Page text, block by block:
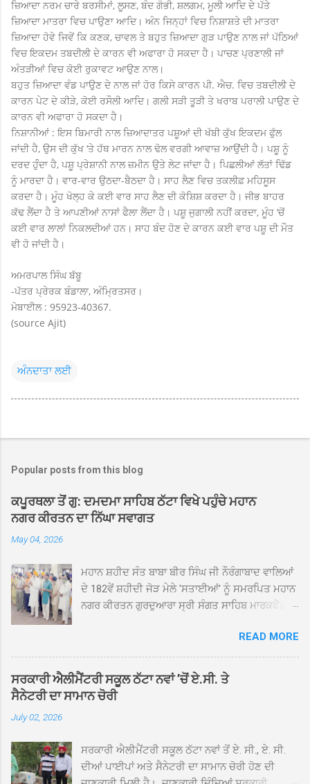
ਜ਼ਿਆਦਾ ਨਰਮ ਚਾਰੇ ਬਰਸੀਮਾਂ, ਲੂਸਣ, ਬੰਦ ਗੋਭੀ, ਸ਼ਲਗਮ, ਮੂਲੀ ਆਦਿ ਦੇ ਪੱਤੇ
ਜ਼ਿਆਦਾ ਮਾਤਰਾ ਵਿਚ ਪਾਉਣਾ ਆਦਿ। ਅੰਨ ਜਿਨ੍ਹਾਂ ਵਿਚ ਨਿਸ਼ਾਸ਼ਤੇ ਦੀ ਮਾਤਰਾ
ਜ਼ਿਆਦਾ ਹੋਵੇ ਜਿਵੇਂ ਕਿ ਕਣਕ, ਚਾਵਲ ਤੇ ਬਹੁਤ ਜ਼ਿਆਦਾ ਗੁੜ ਪਾਉਣ ਨਾਲ ਜਾਂ ਪੱਠਿਆਂ
ਵਿਚ ਇਕਦਮ ਤਬਦੀਲੀ ਦੇ ਕਾਰਨ ਵੀ ਅਫਾਰਾ ਹੋ ਸਕਦਾ ਹੈ। ਪਾਚਣ ਪ੍ਰਣਾਲੀ ਜਾਂ
ਅੰਤੜੀਆਂ ਵਿਚ ਕੋਈ ਰੁਕਾਵਟ ਆਉਣ ਨਾਲ।
ਬਹੁਤ ਜ਼ਿਆਦਾ ਵੰਡ ਪਾਉਣ ਦੇ ਨਾਲ ਜਾਂ ਹੋਰ ਕਿਸੇ ਕਾਰਨ ਪੀ. ਐਚ. ਵਿਚ ਤਬਦੀਲੀ ਦੇ
ਕਾਰਨ ਪੇਟ ਦੇ ਕੀੜੇ, ਕੋਈ ਰਸੌਲੀ ਆਦਿ। ਗਲੀ ਸੜੀ ਤੂੜੀ ਤੇ ਖਰਾਬ ਪਰਾਲੀ ਪਾਉਣ ਦੇ
ਕਾਰਨ ਵੀ ਅਫਾਰਾ ਹੋ ਸਕਦਾ ਹੈ।
ਨਿਸ਼ਾਨੀਆਂ : ਇਸ ਬਿਮਾਰੀ ਨਾਲ ਜ਼ਿਆਦਾਤਰ ਪਸ਼ੂਆਂ ਦੀ ਖੱਬੀ ਕੁੱਖ ਇਕਦਮ ਫੁੱਲ
ਜਾਂਦੀ ਹੈ, ਉਸ ਦੀ ਕੁੱਖ ‘ਤੇ ਹੱਥ ਮਾਰਨ ਨਾਲ ਢੋਲ ਵਰਗੀ ਆਵਾਜ਼ ਆਉਂਦੀ ਹੈ। ਪਸ਼ੂ ਨੂੰ
ਦਰਦ ਹੁੰੰਦਾ ਹੈ, ਪਸ਼ੂ ਪ੍ਰੇਸ਼ਾਨੀ ਨਾਲ ਜ਼ਮੀਨ ਉਤੇ ਲੇਟ ਜਾਂਦਾ ਹੈ। ਪਿਛਲੀਆਂ ਲੱਤਾਂ ਢਿੱਡ
ਨੂੰ ਮਾਰਦਾ ਹੈ। ਵਾਰ-ਵਾਰ ਉਠਦਾ-ਬੈਠਦਾ ਹੈ। ਸਾਹ ਲੈਣ ਵਿਚ ਤਕਲੀਫ਼ ਮਹਿਸੂਸ
ਕਰਦਾ ਹੈ। ਮੂੰਹ ਖੋਲ੍ਹ ਕੇ ਕਈ ਵਾਰ ਸਾਹ ਲੈਣ ਦੀ ਕੋਸ਼ਿਸ਼ ਕਰਦਾ ਹੈ। ਜੀਭ ਬਾਹਰ
ਕੱਢ ਲੈਂਦਾ ਹੈ ਤੇ ਆਪਣੀਆਂ ਨਾਸਾਂ ਫੈਲਾ ਲੈਂਦਾ ਹੈ। ਪਸ਼ੂ ਜੁਗਾਲੀ ਨਹੀਂ ਕਰਦਾ, ਮੂੰਹ ‘ਚੋਂ
ਕਈ ਵਾਰ ਲਾਲਾਂ ਨਿਕਲਦੀਆਂ ਹਨ। ਸਾਹ ਬੰਦ ਹੋਣ ਦੇ ਕਾਰਨ ਕਈ ਵਾਰ ਪਸ਼ੂ ਦੀ ਮੌਤ
ਵੀ ਹੋ ਜਾਂਦੀ ਹੈ।
ਅਮਰਪਾਲ ਸਿੰਘ ਬੱਬੂ
-ਪੱਤਰ ਪ੍ਰੇਰਕ ਬੰਡਾਲਾ, ਅੰਮ੍ਰਿਤਸਰ।
ਮੋਬਾਈਲ : 95923-40367.
(source Ajit)
ਅੰਨਦਾਤਾ ਲਈ
Popular posts from this blog
ਕਪੂਰਥਲਾ ਤੋਂ ਗੁ: ਦਮਦਮਾ ਸਾਹਿਬ ਠੱਟਾ ਵਿਖੇ ਪਹੁੰਚੇ ਮਹਾਨ
ਨਗਰ ਕੀਰਤਨ ਦਾ ਨਿੱਘਾ ਸਵਾਗਤ
May 04, 2026
ਮਹਾਨ ਸ਼ਹੀਦ ਸੰਤ ਬਾਬਾ ਬੀਰ ਸਿੰਘ ਜੀ ਨੌਰੰਗਾਬਾਦ ਵਾਲਿਆਂ
ਦੇ 182ਵੇਂ ਸ਼ਹੀਦੀ ਜੋੜ ਮੇਲੇ 'ਸਤਾਈਆਂ' ਨੂੰ ਸਮਰਪਿਤ ਮਹਾਨ
ਨਗਰ ਕੀਰਤਨ ਗੁਰਦੁਆਰਾ ਸ੍ਰੀ ਸੰਗਤ ਸਾਹਿਬ ਮਾਰਕਫੈੱਡ
ਸਰਪ੍ਰਸਤੀ ਹੇਠ, ਪੰਜ ਪਿਆਰਿਆਂ ਦੀ ਅਗਵਾਈ ਵਿੱਚ
ਮਹੱਲਾ ਸੰਤਪੁਰਾ ਤੋਂ ਪ੍ਰਾਰੰਭ ਹੋ ਕੇ ਪਿੰਡ ਭਗਤਪੁਰ,
ਭਗਵਾਨਪੁਰ, ਝੁੱਗੀਆਂ ਗੁਲਾਮ, ਮਜਾਦਪੁਰ, ਕੁੱਲੀਆਂ, ਰੱਤਾ ਨੌ
ਅਬਾਦ, ਕੋਲੀਆਂਵਾਲ, ਅੱਡਾ ਸਾਬੂਵਾਲ, ਦਰੀਏਵਾਲ,
ਵਿਖੇ ਪਹੁੰਚਣ ’ਤੇ ਮੁੱਖ ਸੇਵਾਦਾਰ ਸੰਤ ਬਾਬਾ ਹਰਜੀਤ ਸਿੰਘ ਤੇ
ਇਲਾਕੇ ਦੀਆਂ ਸੰਗਤਾਂ ਵੱਲੋਂ ਜੈਕਾਰਿਆਂ ਦੀ ਗੂੰਜ ਵਿਚ ਨਿੱਘਾ
READ MORE
ਸਰਕਾਰੀ ਐਲੀਮੈਂਟਰੀ ਸਕੂਲ ਠੱਟਾ ਨਵਾਂ ’ਚੋਂ ਏ.ਸੀ. ਤੇ
ਸੈਨੇਟਰੀ ਦਾ ਸਾਮਾਨ ਚੋਰੀ
July 02, 2026
ਸਰਕਾਰੀ ਐਲੀਮੈਂਟਰੀ ਸਕੂਲ ਠੱਟਾ ਨਵਾਂ ਤੋਂ ਏ. ਸੀ., ਏ. ਸੀ.
ਦੀਆਂ ਪਾਈਪਾਂ ਅਤੇ ਸੈਨੇਟਰੀ ਦਾ ਸਾਮਾਨ ਚੋਰੀ ਹੋਣ ਦੀ